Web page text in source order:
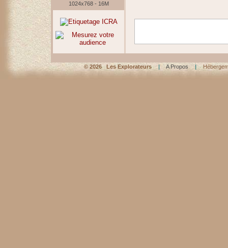
1024x768 - 16M
© 2026 Les Explorateurs | A Propos |